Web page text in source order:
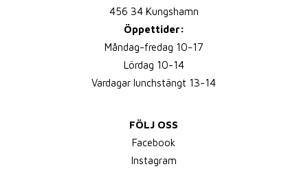
456 34 Kungshamn
Öppettider:
Måndag-fredag 10-17
Lördag 10-14
Vardagar lunchstängt 13-14
FÖLJ OSS
Facebook
Instagram